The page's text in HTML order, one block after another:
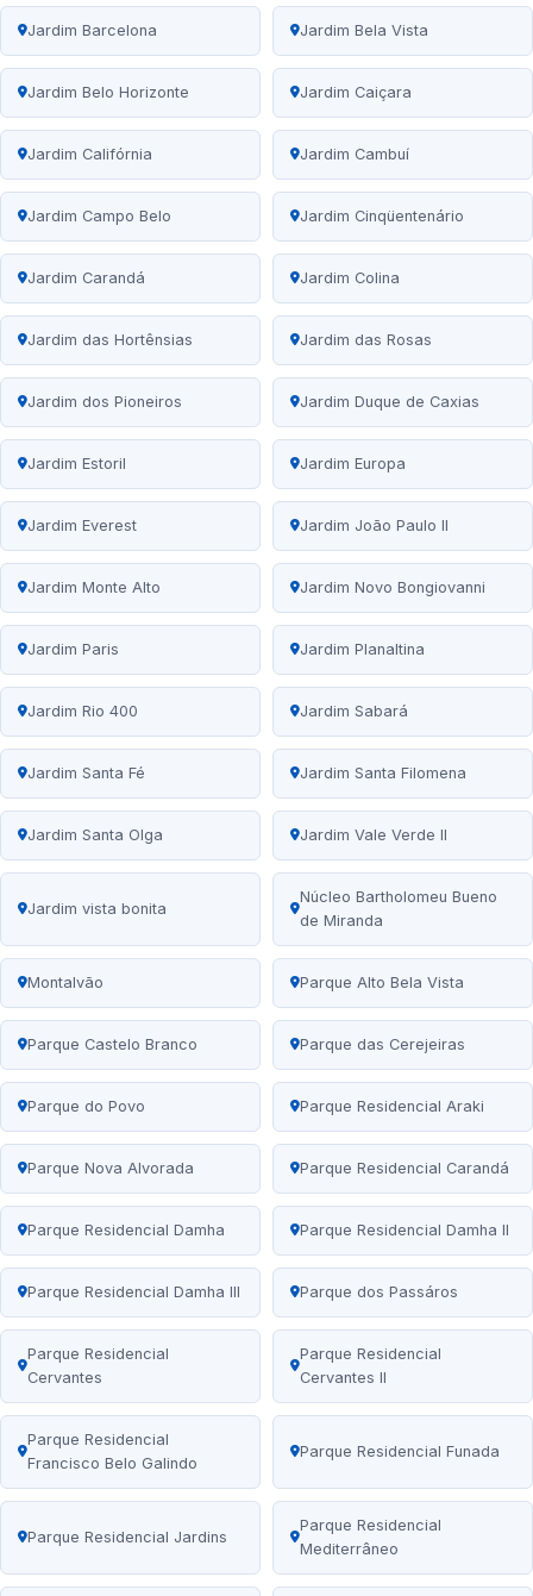
Jardim Barcelona Jardim Bela Vista
Jardim Belo Horizonte Jardim Caiçara
Jardim Califórnia Jardim Cambuí
Jardim Campo Belo Jardim Cinqüentenário
Jardim Carandá Jardim Colina
Jardim das Hortênsias Jardim das Rosas
Jardim dos Pioneiros Jardim Duque de Caxias
Jardim Estoril Jardim Europa
Jardim Everest Jardim João Paulo II
Jardim Monte Alto Jardim Novo Bongiovanni
Jardim Paris Jardim Planaltina
Jardim Rio 400 Jardim Sabará
Jardim Santa Fé Jardim Santa Filomena
Jardim Santa Olga Jardim Vale Verde II
Jardim vista bonita
Núcleo Bartholomeu Bueno
de Miranda
Montalvão Parque Alto Bela Vista
Parque Castelo Branco Parque das Cerejeiras
Parque do Povo Parque Residencial Araki
Parque Nova Alvorada Parque Residencial Carandá
Parque Residencial Damha Parque Residencial Damha II
Parque Residencial Damha III Parque dos Passáros
Parque Residencial
Cervantes
Parque Residencial
Cervantes II
Parque Residencial
Francisco Belo Galindo
Parque Residencial Funada
Parque Residencial Jardins
Parque Residencial
Mediterrâneo